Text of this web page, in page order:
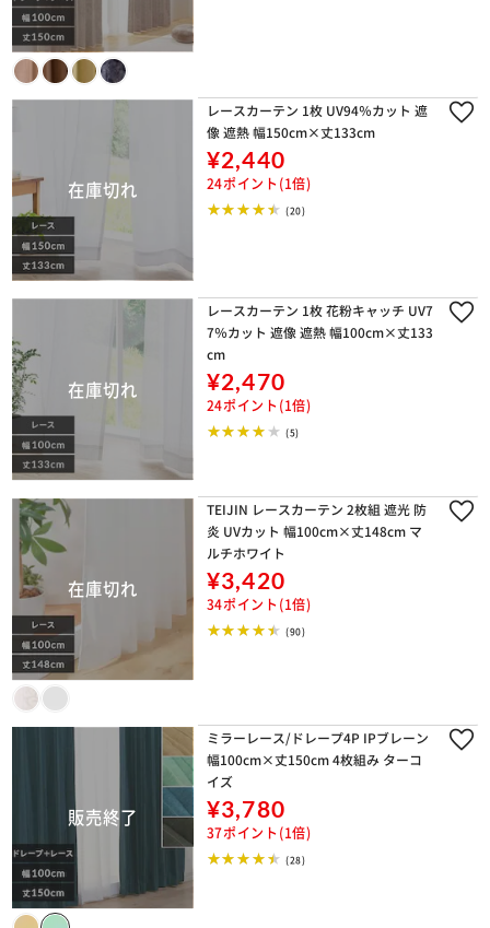
レースカーテン 1枚 UV94％カット 遮
像 遮熱 幅150cm×丈133cm
¥2,440
24ポイント(1倍)
(20)
レースカーテン 1枚 花粉キャッチ UV7
7％カット 遮像 遮熱 幅100cm×丈133
cm
¥2,470
24ポイント(1倍)
(5)
TEIJIN レースカーテン 2枚組 遮光 防
炎 UVカット 幅100cm×丈148cm マ
ルチホワイト
¥3,420
34ポイント(1倍)
(90)
ミラーレース/ドレープ4P IPブレーン
幅100cm×丈150cm 4枚組み ターコ
イズ
¥3,780
37ポイント(1倍)
(28)